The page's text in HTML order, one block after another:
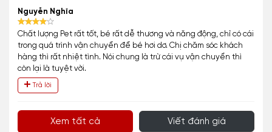
Nguyễn Nghĩa
Chất lượng Pet rất tốt, bé rất dễ thương và năng động, chỉ có cái
trong quá trình vận chuyển để bé hơi dơ. Chị chăm sóc khách
hàng thì rất nhiệt tình. Nói chung là trừ cái vụ vận chuyển thì
còn lại là tuyệt vời.
Trả lời
Xem tất cả Viết đánh giá